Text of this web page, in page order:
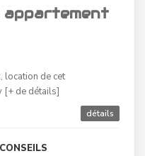
appartement
location de cet
[+ de détails]
détails